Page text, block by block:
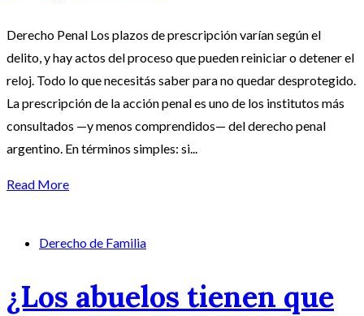
Derecho Penal Los plazos de prescripción varían según el
delito, y hay actos del proceso que pueden reiniciar o detener el
reloj. Todo lo que necesitás saber para no quedar desprotegido.
La prescripción de la acción penal es uno de los institutos más
consultados —y menos comprendidos— del derecho penal
argentino. En términos simples: si...
Read More
Derecho de Familia
¿Los abuelos tienen que